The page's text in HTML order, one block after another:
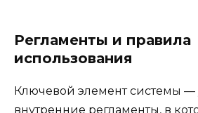
Регламенты и правила
использования
Ключевой элемент системы
внутренние регламенты, в